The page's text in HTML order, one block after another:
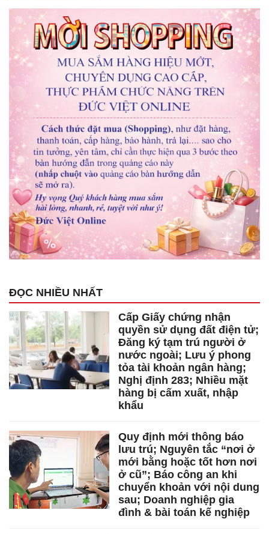
ĐỌC NHIỀU NHẤT
Cấp Giấy chứng nhận
quyền sử dụng đất điện tử;
Đăng ký tạm trú người ở
nước ngoài; Lưu ý phong
tỏa tài khoản ngân hàng;
Nghị định 283; Nhiều mặt
hàng bị cấm xuất, nhập
khẩu
Quy định mới thông báo
lưu trú; Nguyên tắc “nơi ở
mới bằng hoặc tốt hơn nơi
ở cũ”; Báo công an khi
chuyển khoản với nội dung
sau; Doanh nghiệp gia
đình & bài toán kế nghiệp